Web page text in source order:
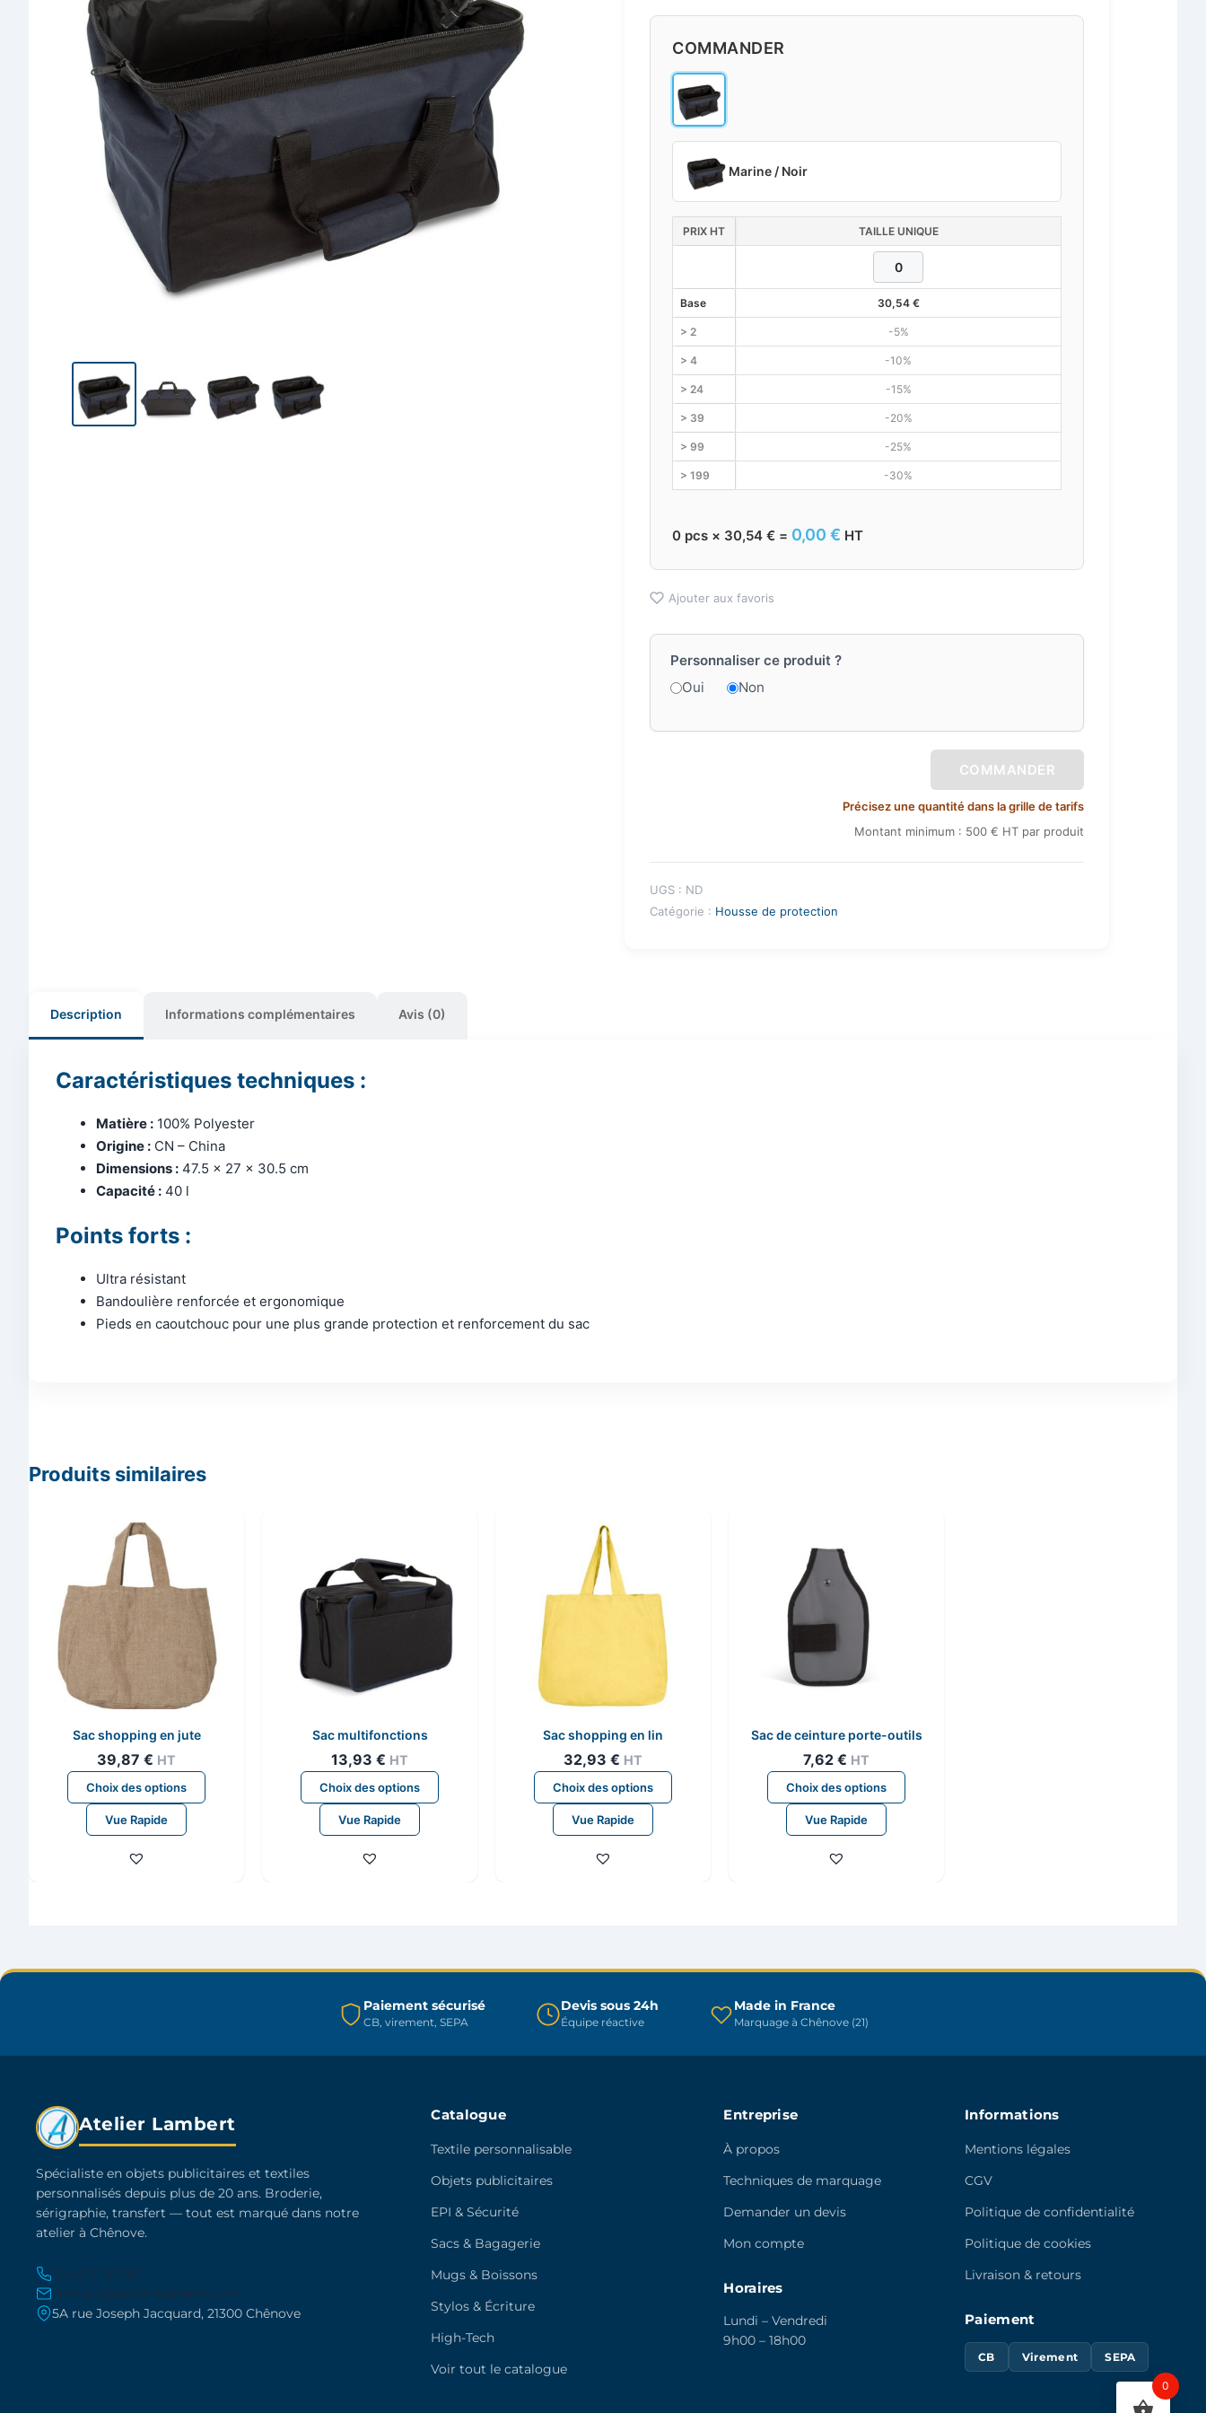
COMMANDER
Marine / Noir
PRIX HT TAILLE UNIQUE
Base 30,54 €
> 2 -5%
> 4 -10%
> 24 -15%
> 39 -20%
> 99 -25%
> 199 -30%
0 pcs × 30,54 € = 0,00 € HT
Ajouter aux favoris
Personnaliser ce produit ?
Oui
Non
COMMANDER
Précisez une quantité dans la grille de tarifs
Montant minimum : 500 € HT par produit
UGS : ND
Catégorie : Housse de protection
Description Informations complémentaires Avis (0)
Caractéristiques techniques :
Matière : 100% Polyester
Origine : CN – China
Dimensions : 47.5 x 27 x 30.5 cm
Capacité : 40 l
Points forts :
Ultra résistant
Bandoulière renforcée et ergonomique
Pieds en caoutchouc pour une plus grande protection et renforcement du sac
Produits similaires
Sac shopping en jute
39,87 € HT
Choix des options
Ce
produit
Vue Rapide
Sac multifonctions
13,93 € HT
Choix des options
Ce
produit
sur
la
Vue Rapide
Sac shopping en lin
32,93 € HT
Choix des options
Ce
produit
Vue Rapide
Sac de ceinture porte-outils
7,62 € HT
Choix des options
Ce
produit
Vue Rapide
Paiement sécurisé
CB, virement, SEPA
Devis sous 24h
Équipe réactive
Made in France
Marquage à Chênove (21)
Atelier Lambert
Spécialiste en objets publicitaires et textiles
personnalisés depuis plus de 20 ans. Broderie,
sérigraphie, transfert — tout est marqué dans notre
atelier à Chênove.
03 45 21 30 86
contact@atelier-lambert.com
5A rue Joseph Jacquard, 21300 Chênove
Catalogue
Textile personnalisable
Objets publicitaires
EPI & Sécurité
Sacs & Bagagerie
Mugs & Boissons
Stylos & Écriture
High-Tech
Voir tout le catalogue
Entreprise
À propos
Techniques de marquage
Demander un devis
Mon compte
Horaires
Lundi – Vendredi
9h00 – 18h00
Informations
Mentions légales
CGV
Politique de confidentialité
Politique de cookies
Livraison & retours
Paiement
CB Virement SEPA
0